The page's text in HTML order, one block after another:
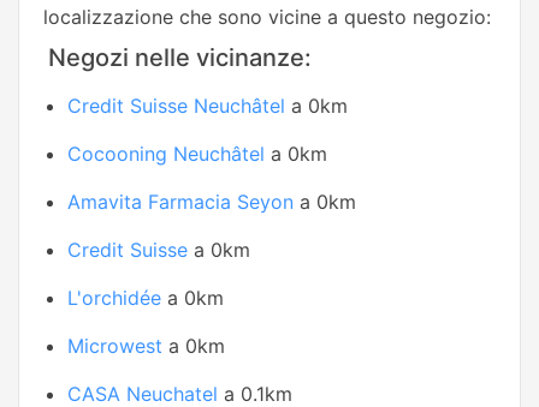
localizzazione che sono vicine a questo negozio:
Negozi nelle vicinanze:
Credit Suisse Neuchâtel a 0km
Cocooning Neuchâtel a 0km
Amavita Farmacia Seyon a 0km
Credit Suisse a 0km
L'orchidée a 0km
Microwest a 0km
CASA Neuchatel a 0.1km